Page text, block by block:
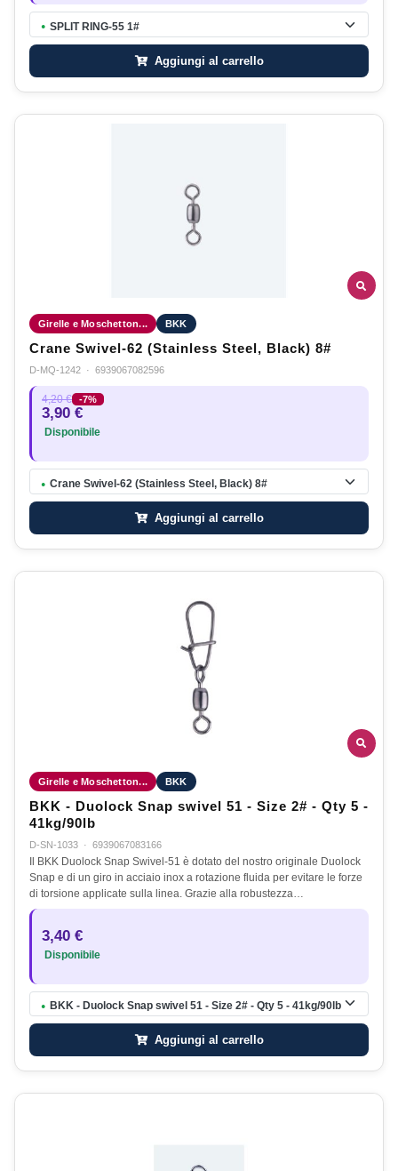
● SPLIT RING-55 1#
Aggiungi al carrello
Girelle e Moschetton... BKK
Crane Swivel-62 (Stainless Steel, Black) 8#
D-MQ-1242 · 6939067082596
4,20 € -7%
3,90 €
Disponibile
● Crane Swivel-62 (Stainless Steel, Black) 8#
Aggiungi al carrello
Girelle e Moschetton... BKK
BKK - Duolock Snap swivel 51 - Size 2# - Qty 5 -
41kg/90lb
D-SN-1033 · 6939067083166
Il BKK Duolock Snap Swivel-51 è dotato del nostro originale Duolock
Snap e di un giro in acciaio inox a rotazione fluida per evitare le forze
di torsione applicate sulla linea. Grazie alla robustezza…
3,40 €
Disponibile
● BKK - Duolock Snap swivel 51 - Size 2# - Qty 5 - 41kg/90lb
Aggiungi al carrello